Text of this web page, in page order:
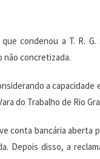
condenou a T. R.
não concretizada.
a
do Trabalho de Rio
conta bancária aberta
Depois disso, a